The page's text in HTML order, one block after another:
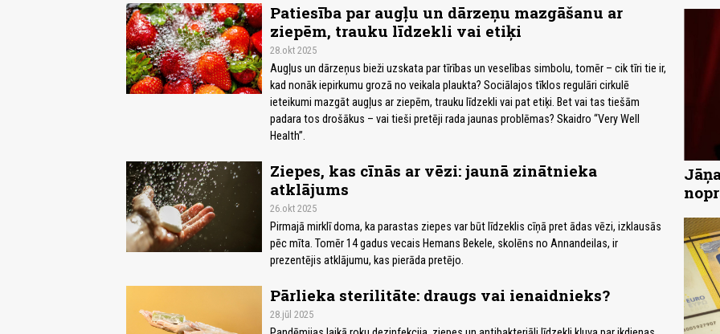
Patiesība par augļu un dārzeņu mazgāšanu ar
ziepēm, trauku līdzekli vai etiķi
28.okt 2025
Augļus un dārzeņus bieži uzskata par tīrības un veselības simbolu, tomēr – cik tīri tie ir,
kad nonāk iepirkumu grozā no veikala plaukta? Sociālajos tīklos regulāri cirkulē
ieteikumi mazgāt augļus ar ziepēm, trauku līdzekli vai pat etiķi. Bet vai tas tiešām
padara tos drošākus – vai tieši pretēji rada jaunas problēmas? Skaidro “Very Well
Health”.
Ziepes, kas cīnās ar vēzi: jaunā zinātnieka
atklājums
26.okt 2025
Pirmajā mirklī doma, ka parastas ziepes var būt līdzeklis cīņā pret ādas vēzi, izklausās
pēc mīta. Tomēr 14 gadus vecais Hemans Bekele, skolēns no Annandeilas, ir
prezentējis atklājumu, kas pierāda pretējo.
Pārlieka sterilitāte: draugs vai ienaidnieks?
28.jūl 2025